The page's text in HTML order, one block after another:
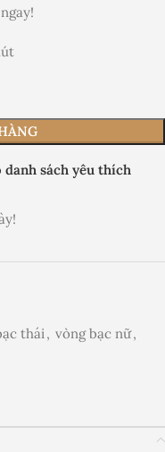
danh sách yêu thích
thái, vòng bạc nữ,